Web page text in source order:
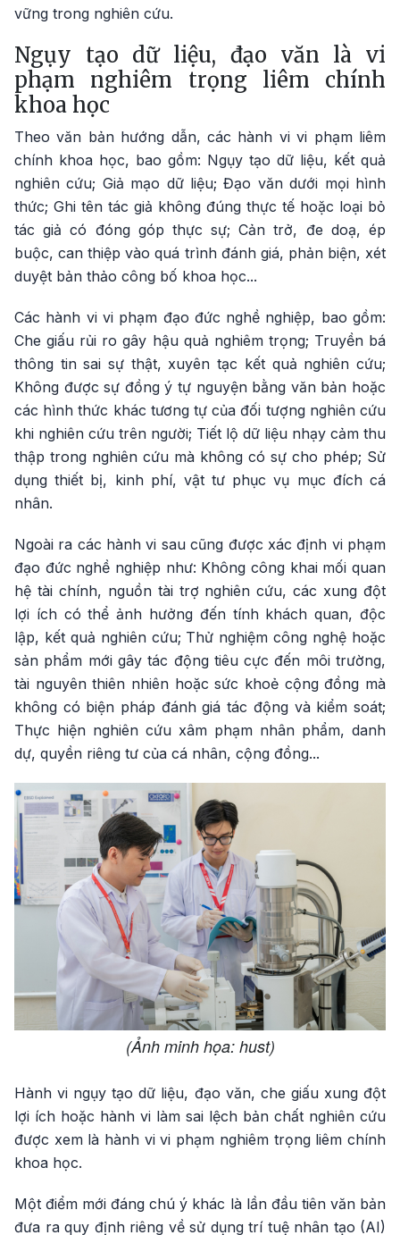
vững trong nghiên cứu.
Ngụy tạo dữ liệu, đạo văn là vi
phạm nghiêm trọng liêm chính
khoa học
Theo văn bản hướng dẫn, các hành vi vi phạm liêm
chính khoa học, bao gồm: Ngụy tạo dữ liệu, kết quả
nghiên cứu; Giả mạo dữ liệu; Đạo văn dưới mọi hình
thức; Ghi tên tác giả không đúng thực tế hoặc loại bỏ
tác giả có đóng góp thực sự; Cản trở, đe doạ, ép
buộc, can thiệp vào quá trình đánh giá, phản biện, xét
duyệt bản thảo công bố khoa học...
Các hành vi vi phạm đạo đức nghề nghiệp, bao gồm:
Che giấu rủi ro gây hậu quả nghiêm trọng; Truyền bá
thông tin sai sự thật, xuyên tạc kết quả nghiên cứu;
Không được sự đồng ý tự nguyện bằng văn bản hoặc
các hình thức khác tương tự của đối tượng nghiên cứu
khi nghiên cứu trên người; Tiết lộ dữ liệu nhạy cảm thu
thập trong nghiên cứu mà không có sự cho phép; Sử
dụng thiết bị, kinh phí, vật tư phục vụ mục đích cá
nhân.
Ngoài ra các hành vi sau cũng được xác định vi phạm
đạo đức nghề nghiệp như: Không công khai mối quan
hệ tài chính, nguồn tài trợ nghiên cứu, các xung đột
lợi ích có thể ảnh hưởng đến tính khách quan, độc
lập, kết quả nghiên cứu; Thử nghiệm công nghệ hoặc
sản phẩm mới gây tác động tiêu cực đến môi trường,
tài nguyên thiên nhiên hoặc sức khoẻ cộng đồng mà
không có biện pháp đánh giá tác động và kiểm soát;
Thực hiện nghiên cứu xâm phạm nhân phẩm, danh
dự, quyền riêng tư của cá nhân, cộng đồng...
(Ảnh minh họa: hust)
Hành vi ngụy tạo dữ liệu, đạo văn, che giấu xung đột
lợi ích hoặc hành vi làm sai lệch bản chất nghiên cứu
được xem là hành vi vi phạm nghiêm trọng liêm chính
khoa học.
Một điểm mới đáng chú ý khác là lần đầu tiên văn bản
đưa ra quy định riêng về sử dụng trí tuệ nhân tạo (AI)